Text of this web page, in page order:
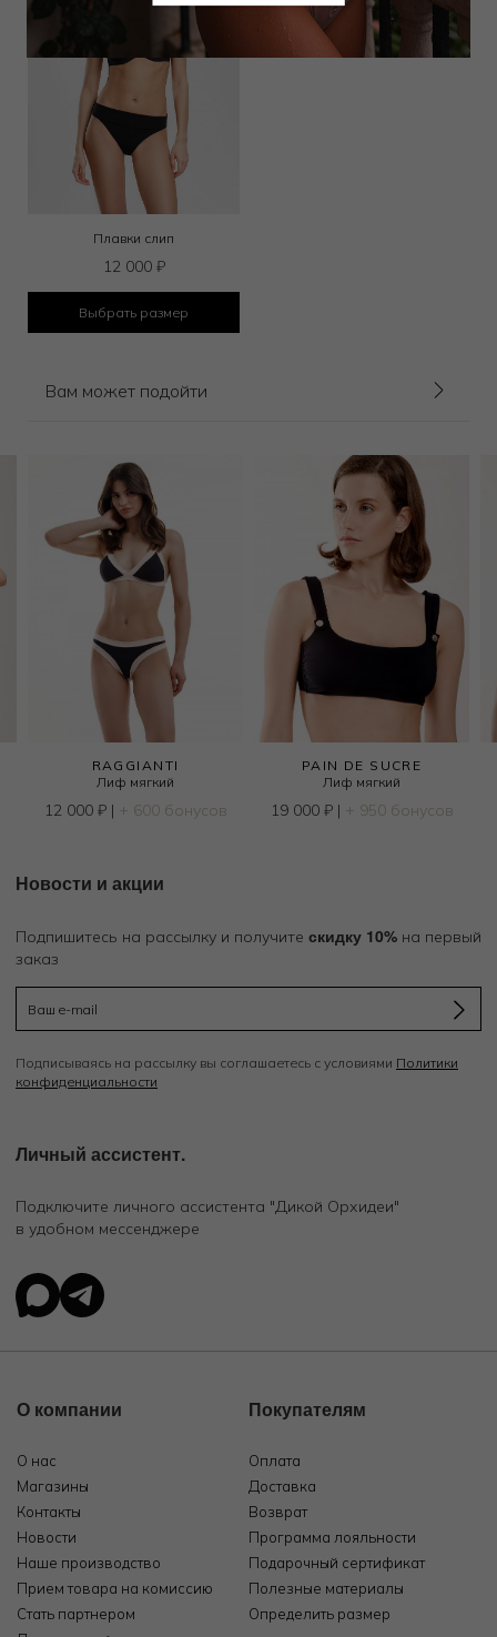
Плавки слип
12 000 ₽
Выбрать размер
Вам может подойти
RAGGIANTI
Лиф мягкий
12 000 ₽| + 600 бонусов
PAIN DE SUCRE
Лиф мягкий
19 000 ₽| + 950 бонусов
Новости и акции
Подпишитесь на рассылку и получите скидку 10% на первый
заказ
Подписываясь на рассылку вы соглашаетесь с условиями Политики
конфиденциальности
Личный ассистент.
Подключите личного ассистента "Дикой Орхидеи"
в удобном мессенджере
О компании
О нас
Магазины
Контакты
Новости
Наше производство
Прием товара на комиссию
Стать партнером
Покупателям
Оплата
Доставка
Возврат
Программа лояльности
Подарочный сертификат
Полезные материалы
Определить размер